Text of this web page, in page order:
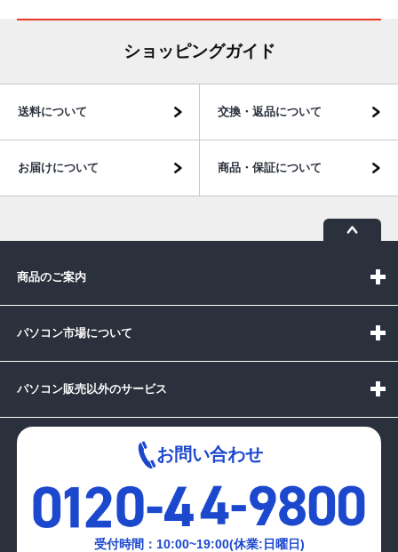
ショッピングガイド
送料について 交換・返品について
お届けについて 商品・保証について
商品のご案内
パソコン市場について
パソコン販売以外のサービス
お問い合わせ
受付時間：10:00~19:00(休業:日曜日)